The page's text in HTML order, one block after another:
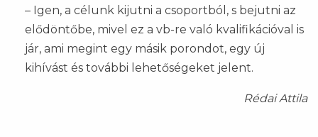
– Igen, a célunk kijutni a csoportból, s bejutni az
elődöntőbe, mivel ez a vb-re való kvalifikációval is
jár, ami megint egy másik porondot, egy új
kihívást és további lehetőségeket jelent.
Rédai Attila